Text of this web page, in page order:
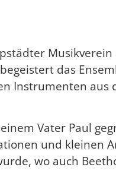
das
Instrumenten aus
Vater Paul
und kleinen
wo auch